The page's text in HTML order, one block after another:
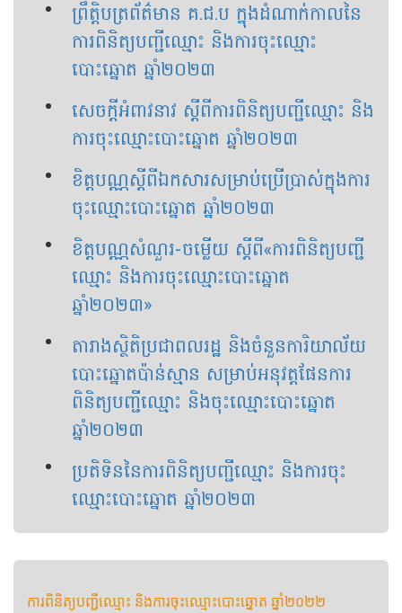
ព្រឹត្តិបត្រព័ត៌មាន គ.ជ.ប ក្នុងដំណាក់កាលនៃ
ការពិនិត្យបញ្ជីឈ្មោះ និងការចុះឈ្មោះ
បោះឆ្នោត ឆ្នាំ២០២៣
សេចក្តីអំពាវនាវ ស្តីពីការពិនិត្យបញ្ជីឈ្មោះ និង
ការចុះឈ្មោះបោះឆ្នោត ឆ្នាំ២០២៣
ខិត្តបណ្ណស្ដីពីឯកសារសម្រាប់ប្រើប្រាស់ក្នុងការ
ចុះឈ្មោះបោះឆ្នោត ឆ្នាំ២០២៣
ខិត្តបណ្ណសំណួរ-ចម្លើយ ស្តីពី«ការពិនិត្យបញ្ជី
ឈ្មោះ និងការចុះឈ្មោះបោះឆ្នោត
ឆ្នាំ២០២៣»
តារាងស្ថិតិប្រជាពលរដ្ឋ និងចំនួនការិយាល័យ
បោះឆ្នោតប៉ាន់ស្មាន សម្រាប់អនុវត្តផែនការ
ពិនិត្យបញ្ជីឈ្មោះ និងចុះឈ្មោះបោះឆ្នោត
ឆ្នាំ២០២៣
ប្រតិទិននៃការពិនិត្យបញ្ជីឈ្មោះ និងការចុះ
ឈ្មោះបោះឆ្នោត ឆ្នាំ២០២៣
ការពិនិត្យបញ្ជីឈ្មោះ និងការចុះឈ្មោះបោះឆ្នោត ឆ្នាំ២០២២